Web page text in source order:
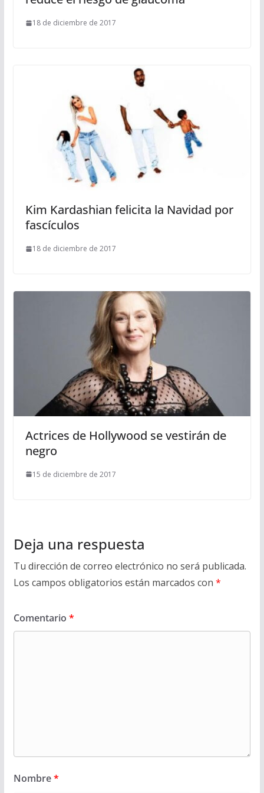
18 de diciembre de 2017
Kim Kardashian felicita la Navidad por
fascículos
18 de diciembre de 2017
Actrices de Hollywood se vestirán de
negro
15 de diciembre de 2017
Deja una respuesta
Tu dirección de correo electrónico no será publicada.
Los campos obligatorios están marcados con *
Comentario *
Nombre*